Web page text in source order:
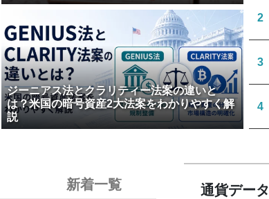
ジーニアス法とクラリティー法案の違いと
は？米国の暗号資産2大法案をわかりやすく解
説
2
3
4
新着一覧 通貨データ